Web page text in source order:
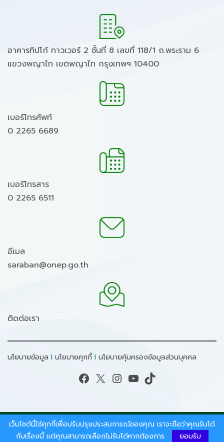
อาคารทิปโก้ ทาวเวอร์ 2 ชั้นที่ 8 เลขที่ 118/1 ถ.พระราม 6
แขวงพญาไท เขตพญาไท กรุงเทพฯ 10400
เบอร์โทรศัพท์
0 2265 6689
เบอร์โทรสาร
0 2265 6511
อีเมล
saraban@onep.go.th
ติดต่อเรา
นโยบายข้อมูล I นโยบายคุกกี้ I นโยบายคุ้มครองข้อมูลส่วนบุคคล
Facebook X Instagram YouTube TikTok
สงวนลิขสิทธิ์ © 2026 - สำนักงานนโยบายและแผน
ทรัพยากรธรรมชาติและสิ่งแวดล้อม.
เว็บไซต์นี้ใช้คุกกี้เพื่อปรับปรุงประสบการณ์ของคุณ เราจะถือว่าคุณรับได้
กับเรื่องนี้ แต่คุณสามารถเลือกไม่รับได้หากต้องการ
ยอมรับ